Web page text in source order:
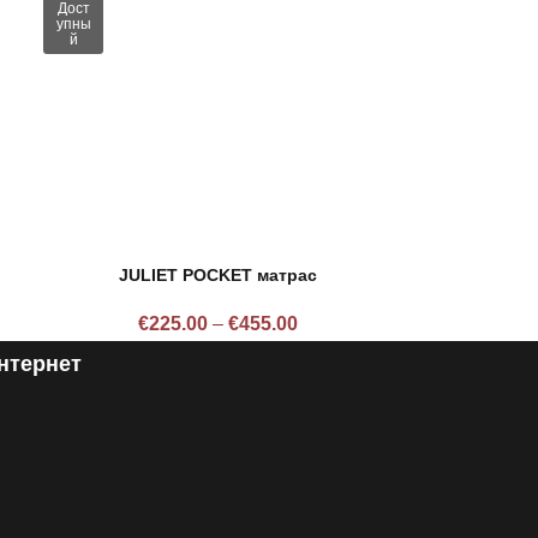
Дост
упны
й
JULIET POCKET матрас
€225.00 – €455.00